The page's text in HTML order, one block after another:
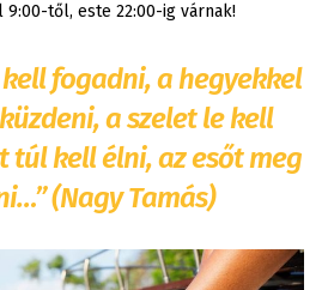
től, este 22:00-ig várnak!
fogadni, a hegyekkel
a szelet le kell
túl kell élni, az esőt meg
(Nagy Tamás)